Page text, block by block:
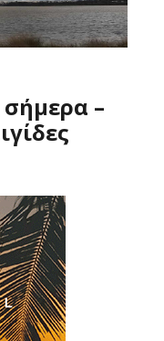
–